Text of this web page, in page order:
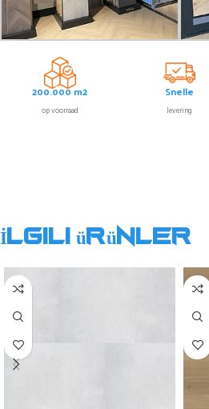
200.000 m2
op voorraad
Snelle
levering
İlgili ürünler